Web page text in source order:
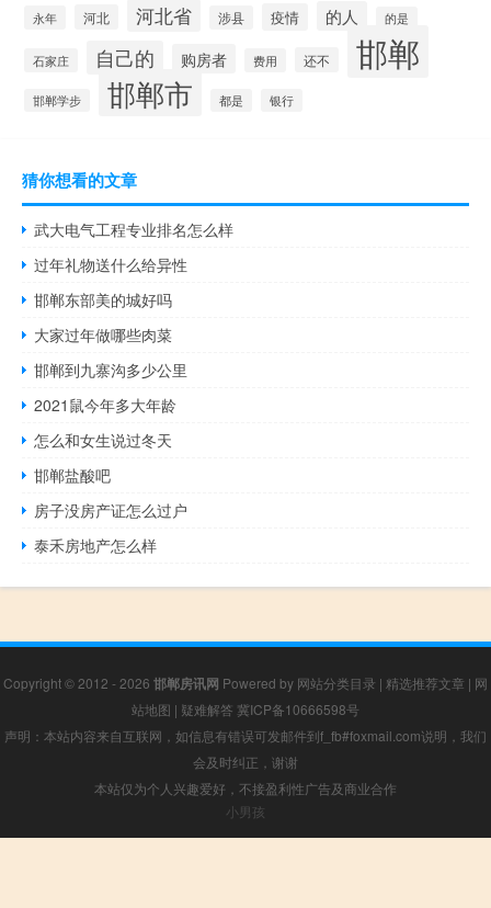
永年 河北 河北省 涉县 疫情 的人 的是
石家庄 自己的 购房者 费用 还不 邯郸
邯郸学步 邯郸市 都是 银行
猜你想看的文章
武大电气工程专业排名怎么样
过年礼物送什么给异性
邯郸东部美的城好吗
大家过年做哪些肉菜
邯郸到九寨沟多少公里
2021鼠今年多大年龄
怎么和女生说过冬天
邯郸盐酸吧
房子没房产证怎么过户
泰禾房地产怎么样
Copyright © 2012 - 2026 邯郸房讯网 Powered by 网站分类目录 | 精选推荐文章 | 网
站地图 | 疑难解答 冀ICP备10666598号
声明：本站内容来自互联网，如信息有错误可发邮件到f_fb#foxmail.com说明，我们
会及时纠正，谢谢
本站仅为个人兴趣爱好，不接盈利性广告及商业合作
小男孩